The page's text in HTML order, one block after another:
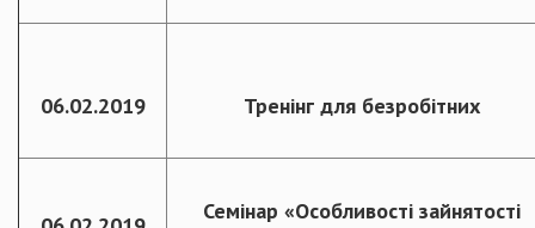
06.02.2019 Тренінг для безробітних
Семінар «Особливості зайнятості